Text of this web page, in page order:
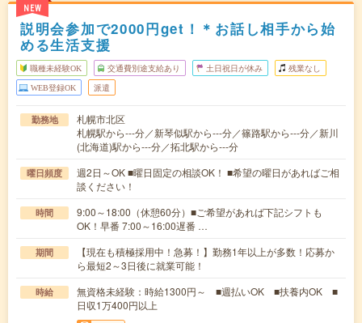
NEW
説明会参加で2000円get！＊お話し相手から始
める生活支援
職種未経験OK 交通費別途支給あり 土日祝日が休み 残業なし
WEB登録OK 派遣
勤務地
札幌市北区
札幌駅から---分／新琴似駅から---分／篠路駅から---分／新川
(北海道)駅から---分／拓北駅から---分
曜日頻度
週2日～OK ■曜日固定の相談OK！ ■希望の曜日があればご相
談ください！
時間
9:00～18:00（休憩60分）■ご希望があれば下記シフトも
OK！早番 7:00～16:00遅番 …
期間
【現在も積極採用中！急募！】勤務1年以上が多数！応募か
ら最短2～3日後に就業可能！
時給
無資格未経験：時給1300円～ ■週払いOK ■扶養内OK ■
日収1万400円以上